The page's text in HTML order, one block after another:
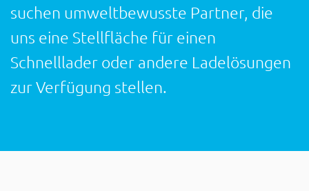
suchen umweltbewusste Partner, die
uns eine Stellfläche für einen
Schnelllader oder andere Ladelösungen
zur Verfügung stellen.